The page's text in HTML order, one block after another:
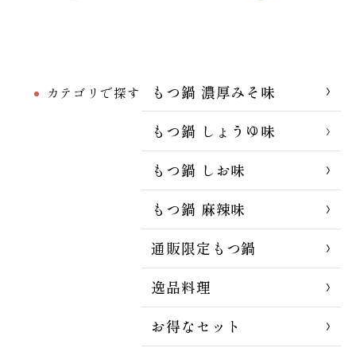
カテゴリで探す
もつ鍋 濃厚みそ味
もつ鍋 しょうゆ味
もつ鍋 しお味
もつ鍋 麻辣味
通販限定もつ鍋
逸品料理
お得なセット